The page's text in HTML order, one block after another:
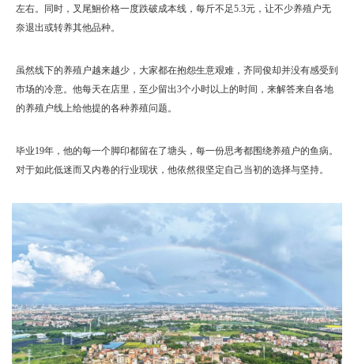
左右。同时，叉尾鮰价格一度跌破成本线，每斤不足5.3元，让不少养殖户无
奈退出或转养其他品种。
虽然线下的养殖户越来越少，大家都在抱怨生意艰难，齐同俊却并没有感受到
市场的冷意。他每天在店里，至少留出3个小时以上的时间，来解答来自各地
的养殖户线上给他提的各种养殖问题。
毕业19年，他的每一个脚印都留在了塘头，每一份思考都围绕养殖户的鱼病。
对于如此低迷而又内卷的行业现状，他依然很坚定自己当初的选择与坚持。